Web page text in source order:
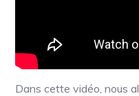
Dans cette vidéo, nous